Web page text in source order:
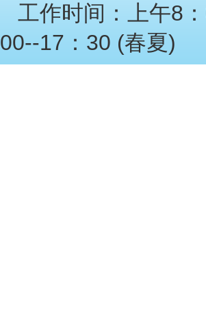
工作时间：上午8
00--17：30 (春夏)